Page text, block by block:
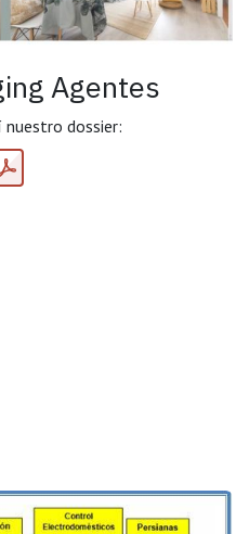
Agentes
nuestro dossier: